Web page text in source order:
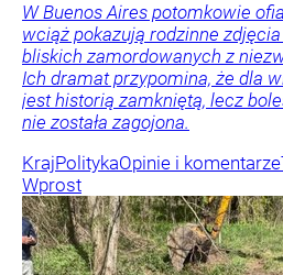
W Buenos Aires potomkowie
wciąż pokazują rodzinne
bliskich zamordowanych z
Ich dramat przypomina, że dla
jest historią zamkniętą, lecz
nie została zagojona.
KrajPolitykaOpinie i komentarze
Wprost